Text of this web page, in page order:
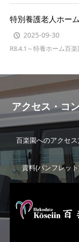
特別養護老人ホー
2025-09-30
R8.4.1～特養ホーム百
アクセス・コ
百楽園へのアクセ
資料(パンフレッ